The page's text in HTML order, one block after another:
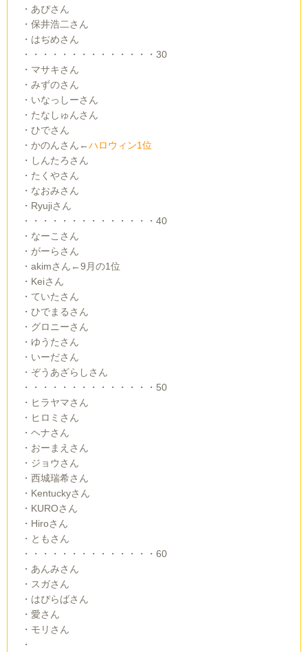
・あぴさん
・保井浩二さん
・はぢめさん
・・・・・・・・・・・・・・30
・マサキさん
・みずのさん
・いなっしーさん
・たなしゅんさん
・ひでさん
・かのんさん←ハロウィン1位
・しんたろさん
・たくやさん
・なおみさん
・Ryujiさん
・・・・・・・・・・・・・・40
・なーこさん
・がーらさん
・akimさん←9月の1位
・Keiさん
・ていたさん
・ひでまるさん
・グロニーさん
・ゆうたさん
・いーださん
・ぞうあざらしさん
・・・・・・・・・・・・・・50
・ヒラヤマさん
・ヒロミさん
・ヘナさん
・おーまえさん
・ジョウさん
・西城瑞希さん
・Kentuckyさん
・KUROさん
・Hiroさん
・ともさん
・・・・・・・・・・・・・・60
・あんみさん
・スガさん
・はぴらばさん
・愛さん
・モリさん
・